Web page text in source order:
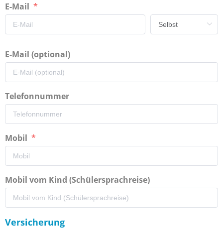
E-Mail
E-Mail (optional)
Telefonnummer
Mobil
Mobil vom Kind (Schülersprachreise)
Versicherung